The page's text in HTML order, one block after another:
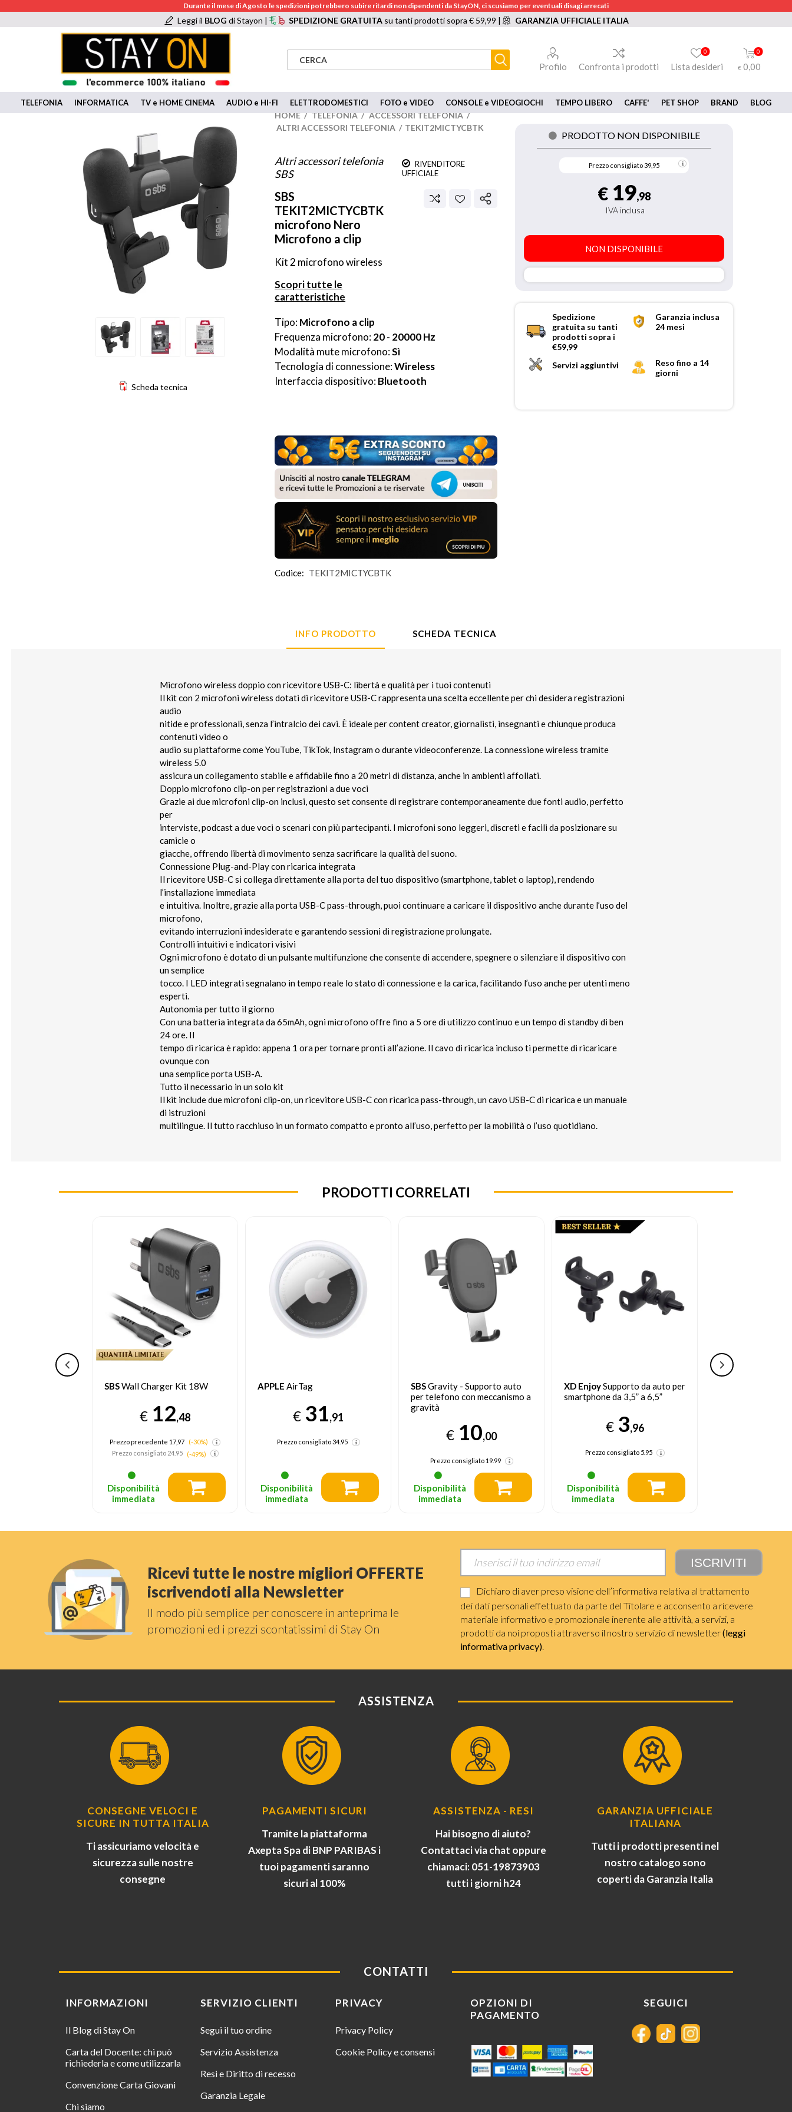
Durante il mese di Agosto le spedizioni potrebbero subire ritardi non dipendenti da StayON, ci scusiamo per eventuali disagi arrecati
Leggi il BLOGdi Stayon | SPEDIZIONE GRATUITAsu tanti prodotti sopra € 59,99 | GARANZIA UFFICIALE ITALIA
Profilo Confronta i prodotti Lista desideri
0 0
€ 0,00
TELEFONIA INFORMATICA TV e HOME CINEMA AUDIO e HI-FI ELETTRODOMESTICI FOTO e VIDEO CONSOLE e VIDEOGIOCHI TEMPO LIBERO CAFFE' PET SHOP BRAND BLOG
Scheda tecnica
HOME / TELEFONIA / ACCESSORI TELEFONIA /
ALTRI ACCESSORI TELEFONIA / TEKIT2MICTYCBTK
Altri accessori telefonia
SBS
RIVENDITORE
UFFICIALE
SBS
TEKIT2MICTYCBTK
microfono Nero
Microfono a clip
Kit 2 microfono wireless
Scopri tutte le
caratteristiche
Tipo: Microfono a clip
Frequenza microfono: 20 - 20000 Hz
Modalità mute microfono: Sì
Tecnologia di connessione: Wireless
Interfaccia dispositivo: Bluetooth
Codice: TEKIT2MICTYCBTK
PRODOTTO NON DISPONIBILE
Prezzo consigliato39,95
€ 19,98
IVA inclusa
NON DISPONIBILE
Spedizione
gratuita su tanti
prodotti sopra i
€59,99
Garanzia inclusa
24 mesi
Servizi aggiuntivi
Reso fino a 14
giorni
INFO PRODOTTO SCHEDA TECNICA
Microfono wireless doppio con ricevitore USB-C: libertà e qualità per i tuoi contenuti
Il kit con 2 microfoni wireless dotati di ricevitore USB-C rappresenta una scelta eccellente per chi desidera registrazioni
audio
nitide e professionali, senza l’intralcio dei cavi. È ideale per content creator, giornalisti, insegnanti e chiunque produca
contenuti video o
audio su piattaforme come YouTube, TikTok, Instagram o durante videoconferenze. La connessione wireless tramite
wireless 5.0
assicura un collegamento stabile e affidabile fino a 20 metri di distanza, anche in ambienti affollati.
Doppio microfono clip-on per registrazioni a due voci
Grazie ai due microfoni clip-on inclusi, questo set consente di registrare contemporaneamente due fonti audio, perfetto
per
interviste, podcast a due voci o scenari con più partecipanti. I microfoni sono leggeri, discreti e facili da posizionare su
camicie o
giacche, offrendo libertà di movimento senza sacrificare la qualità del suono.
Connessione Plug-and-Play con ricarica integrata
Il ricevitore USB-C si collega direttamente alla porta del tuo dispositivo (smartphone, tablet o laptop), rendendo
l’installazione immediata
e intuitiva. Inoltre, grazie alla porta USB-C pass-through, puoi continuare a caricare il dispositivo anche durante l’uso del
microfono,
evitando interruzioni indesiderate e garantendo sessioni di registrazione prolungate.
Controlli intuitivi e indicatori visivi
Ogni microfono è dotato di un pulsante multifunzione che consente di accendere, spegnere o silenziare il dispositivo con
un semplice
tocco. I LED integrati segnalano in tempo reale lo stato di connessione e la carica, facilitando l’uso anche per utenti meno
esperti.
Autonomia per tutto il giorno
Con una batteria integrata da 65mAh, ogni microfono offre fino a 5 ore di utilizzo continuo e un tempo di standby di ben
24 ore. Il
tempo di ricarica è rapido: appena 1 ora per tornare pronti all’azione. Il cavo di ricarica incluso ti permette di ricaricare
ovunque con
una semplice porta USB-A.
Tutto il necessario in un solo kit
Il kit include due microfoni clip-on, un ricevitore USB-C con ricarica pass-through, un cavo USB-C di ricarica e un manuale
di istruzioni
multilingue. Il tutto racchiuso in un formato compatto e pronto all’uso, perfetto per la mobilità o l’uso quotidiano.
PRODOTTI CORRELATI
SBSWall Charger Kit 18W
€ 12,48
Prezzo precedente 17,97
(-30%)
Prezzo consigliato24.95 (-49%)
Disponibilità
immediata
APPLE AirTag
€ 31,91
Prezzo consigliato34.95
Disponibilità
immediata
SBSGravity - Supporto auto
per telefono con meccanismo a
gravità
€ 10,00
Prezzo consigliato19.99
Disponibilità
immediata
XD EnjoySupporto da auto per
smartphone da 3,5” a 6,5”
€ 3,96
Prezzo consigliato5.95
Disponibilità
immediata
Ricevi tutte le nostre migliori OFFERTE
iscrivendoti alla Newsletter
Il modo più semplice per conoscere in anteprima le
promozioni ed i prezzi scontatissimi di Stay On
Dichiaro di aver preso visione dell’informativa relativa al trattamento
dei dati personali effettuato da parte del Titolare e acconsento a ricevere
materiale informativo e promozionale inerente alle attività, a servizi, a
prodotti da noi proposti attraverso il nostro servizio di newsletter(leggi
informativa privacy).
ASSISTENZA
CONSEGNE VELOCI E
SICURE IN TUTTA ITALIA
Ti assicuriamo velocità e
sicurezza sulle nostre
consegne
PAGAMENTI SICURI
Tramite la piattaforma
Axepta Spa di BNP PARIBAS i
tuoi pagamenti saranno
sicuri al 100%
ASSISTENZA - RESI
Hai bisogno di aiuto?
Contattaci via chat oppure
chiamaci: 051-19873903
tutti i giorni h24
GARANZIA UFFICIALE
ITALIANA
Tutti i prodotti presenti nel
nostro catalogo sono
coperti da Garanzia Italia
CONTATTI
INFORMAZIONI
Il Blog di Stay On
Carta del Docente: chi può
richiederla e come utilizzarla
Convenzione Carta Giovani
Chi siamo
SERVIZIO CLIENTI
Segui il tuo ordine
Servizio Assistenza
Resi e Diritto di recesso
Garanzia Legale
PRIVACY
Privacy Policy
Cookie Policy e consensi
OPZIONI DI
PAGAMENTO
SEGUICI